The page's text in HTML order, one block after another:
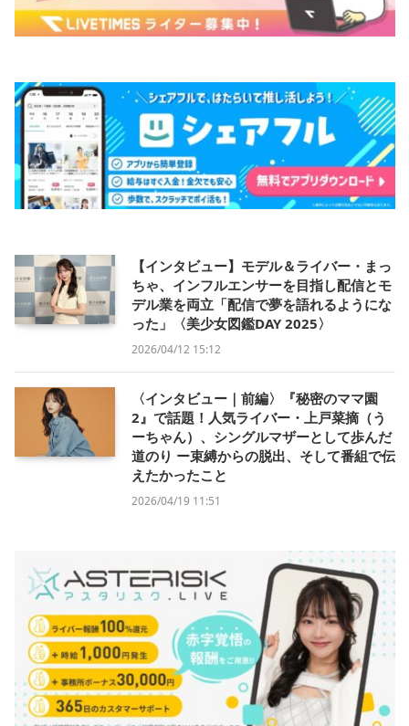
【インタビュー】モデル＆ライバー・まっ
ちゃ、インフルエンサーを目指し配信とモ
デル業を両立「配信で夢を語れるようにな
った」〈美少女図鑑DAY 2025〉
2026/04/12 15:12
〈インタビュー｜前編〉『秘密のママ園
2』で話題！人気ライバー・上戸菜摘（う
ーちゃん）、シングルマザーとして歩んだ
道のり ー束縛からの脱出、そして番組で伝
えたかったこと
2026/04/19 11:51